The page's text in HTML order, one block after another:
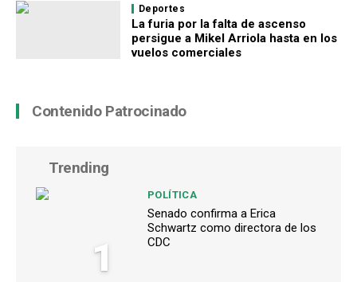
Deportes
La furia por la falta de ascenso
persigue a Mikel Arriola hasta en los
vuelos comerciales
Contenido Patrocinado
Trending
1
POLÍTICA
Senado confirma a Erica
Schwartz como directora de los
CDC